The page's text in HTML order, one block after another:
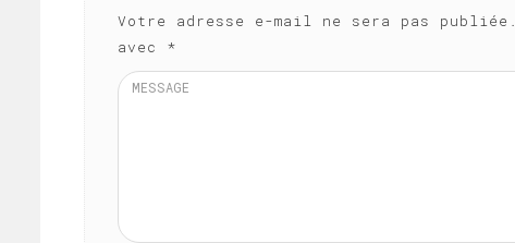
Votre adresse e-mail ne sera pas publiée.
avec *